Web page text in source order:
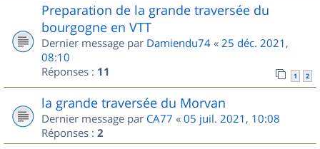
Preparation de la grande traversée du
bourgogne en VTT
Dernier message par Damiendu74 « 25 déc. 2021,
08:10
Réponses : 11 1 2
la grande traversée du Morvan
Dernier message par CA77 « 05 juil. 2021, 10:08
Réponses : 2